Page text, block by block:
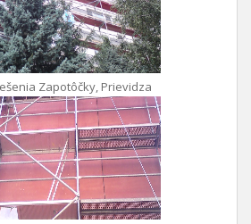
Zapotôčky, Prievidza